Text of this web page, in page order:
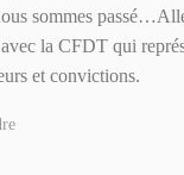
sommes
la CFDT qui
et convictions.